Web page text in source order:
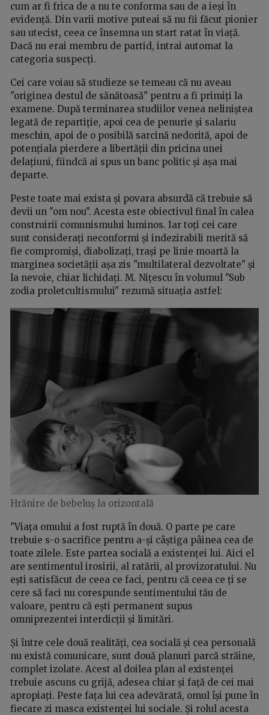
cum ar fi frica de a nu te conforma sau de a ieși în
evidență. Din varii motive puteai să nu fii făcut pionier
sau utecist, ceea ce însemna un start ratat în viață.
Dacă nu erai membru de partid, intrai automat la
categoria suspecți.
Cei care voiau să studieze se temeau că nu aveau
"originea destul de sănătoasă" pentru a fi primiți la
examene. După terminarea studiilor venea neliniștea
legată de repartiție, apoi cea de penurie și salariu
meschin, apoi de o posibilă sarcină nedorită, apoi de
potențiala pierdere a libertății din pricina unei
delațiuni, fiindcă ai spus un banc politic și așa mai
departe.
Peste toate mai exista și povara absurdă că trebuie să
devii un "om nou". Acesta este obiectivul final în calea
construirii comunismului luminos. Iar toți cei care
sunt considerați neconformi și indezirabili merită să
fie compromiși, diabolizați, trași pe linie moartă la
marginea societății așa zis "multilateral dezvoltate" și
la nevoie, chiar lichidați. M. Nițescu în volumul "Sub
zodia proletcultismului" rezumă situația astfel:
Hrănire de bebeluș la orizontală
"Viața omului a fost ruptă în două. O parte pe care
trebuie s-o sacrifice pentru a-și câștiga pâinea cea de
toate zilele. Este partea socială a existenței lui. Aici el
are sentimentul irosirii, al ratării, al provizoratului. Nu
ești satisfăcut de ceea ce faci, pentru că ceea ce ți se
cere să faci nu corespunde sentimentului tău de
valoare, pentru că ești permanent supus
omniprezentei interdicții și limitări.
Și între cele două realități, cea socială și cea personală
nu există comunicare, sunt două planuri parcă străine,
complet izolate. Acest al doilea plan al existenței
trebuie ascuns cu grijă, adesea chiar și față de cei mai
apropiați. Peste fața lui cea adevărată, omul își pune în
fiecare zi masca existenței lui sociale. Și rolul acesta